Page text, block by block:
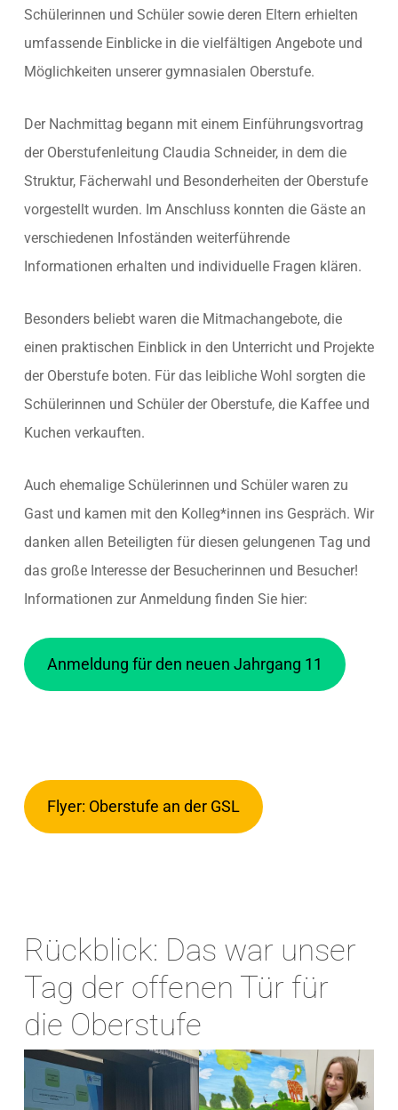
Schülerinnen und Schüler sowie deren Eltern erhielten
umfassende Einblicke in die vielfältigen Angebote und
Möglichkeiten unserer gymnasialen Oberstufe.
Der Nachmittag begann mit einem Einführungsvortrag
der Oberstufenleitung Claudia Schneider, in dem die
Struktur, Fächerwahl und Besonderheiten der Oberstufe
vorgestellt wurden. Im Anschluss konnten die Gäste an
verschiedenen Infoständen weiterführende
Informationen erhalten und individuelle Fragen klären.
Besonders beliebt waren die Mitmachangebote, die
einen praktischen Einblick in den Unterricht und Projekte
der Oberstufe boten. Für das leibliche Wohl sorgten die
Schülerinnen und Schüler der Oberstufe, die Kaffee und
Kuchen verkauften.
Auch ehemalige Schülerinnen und Schüler waren zu
Gast und kamen mit den Kolleg*innen ins Gespräch. Wir
danken allen Beteiligten für diesen gelungenen Tag und
das große Interesse der Besucherinnen und Besucher!
Informationen zur Anmeldung finden Sie hier:
Anmeldung für den neuen Jahrgang 11
Flyer: Oberstufe an der GSL
Rückblick: Das war unser
Tag der offenen Tür für
die Oberstufe